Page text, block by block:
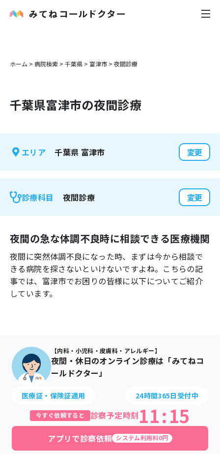
内科
花粉症
感染症
よくあるご質問
ホーム > 病院検索 > 千葉県 > 富津市 > 夜間診療
千葉県富津市の夜間診療
エリア 千葉県 富津市 変更
診療科目 夜間診療 変更
夜間の急な体調不良時に相談できる医療機関
夜間に突然体調不良になった時、まずは今から相談で
きる病院を探さないといけないですよね。こちらの記
事では、 富津市でお困りの皆様に以下についてご紹介
しています。
【内科・小児科・皮膚科・アレルギー】
夜間・休日のオンライン診療は「みてねコ
ールドクター」
医療証・保険証適用 24時間365日受付中
今すぐ依頼すると 診察予定時刻11:15
アプリで診察依頼 システム利用料0円